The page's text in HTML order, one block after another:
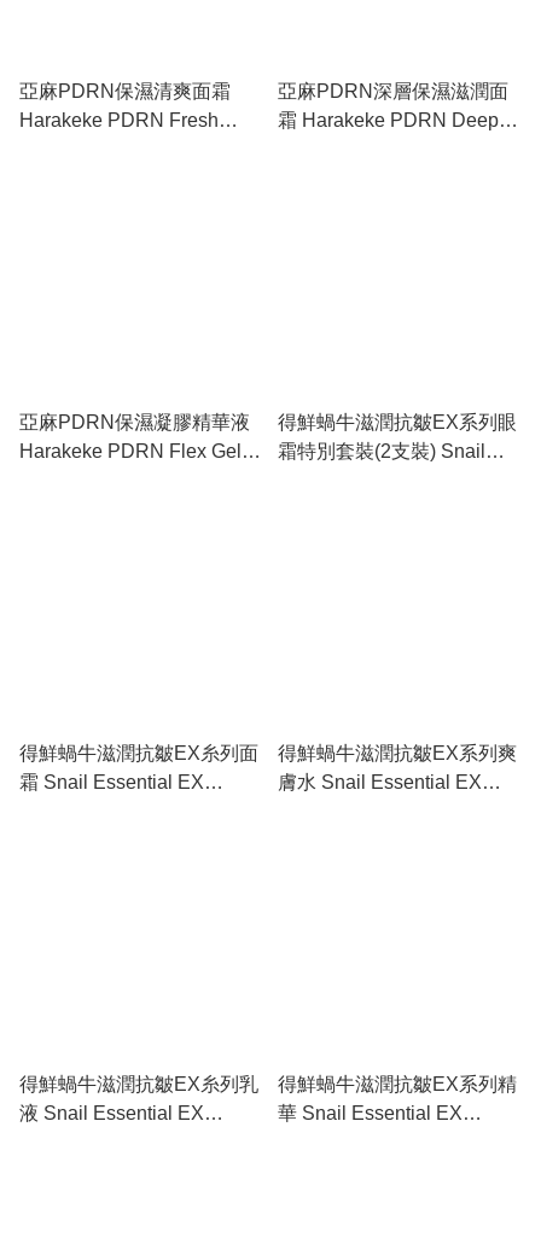
亞麻PDRN保濕清爽面霜
Harakeke PDRN Fresh
亞麻PDRN深層保濕滋潤面
霜 Harakeke PDRN Deep
亞麻PDRN保濕凝膠精華液
Harakeke PDRN Flex Gel
得鮮蝸牛滋潤抗皺EX系列眼
霜特別套裝(2支裝) Snail
得鮮蝸牛滋潤抗皺EX糸列面
霜 Snail Essential EX
得鮮蝸牛滋潤抗皺EX系列爽
膚水 Snail Essential EX
得鮮蝸牛滋潤抗皺EX糸列乳
液 Snail Essential EX
得鮮蝸牛滋潤抗皺EX系列精
華 Snail Essential EX